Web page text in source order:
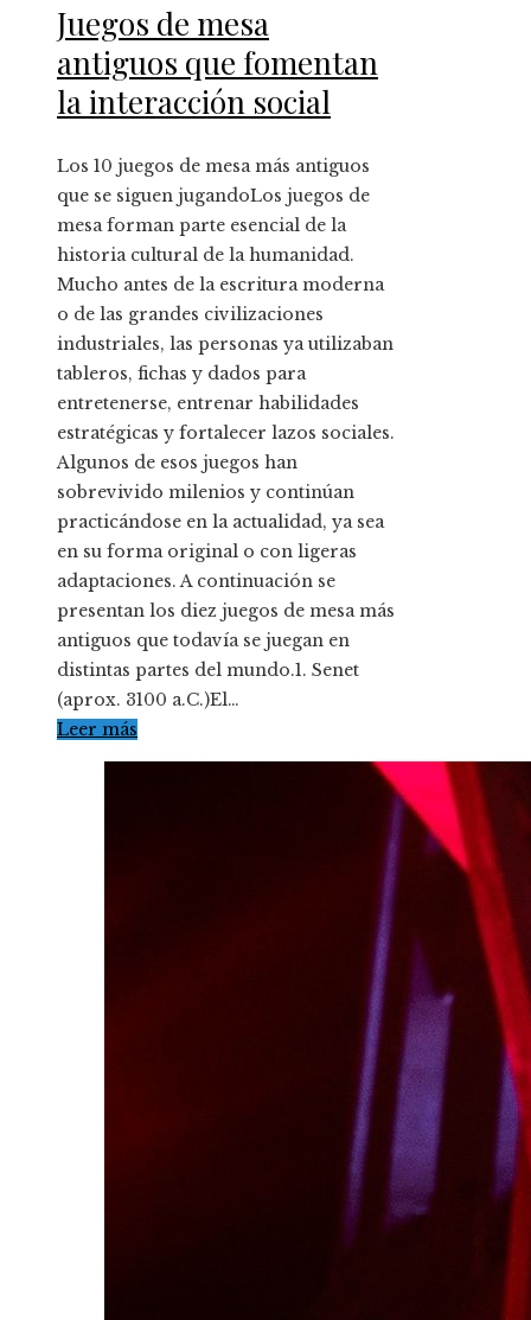
Juegos de mesa
antiguos que fomentan
la interacción social
Los 10 juegos de mesa más antiguos
que se siguen jugandoLos juegos de
mesa forman parte esencial de la
historia cultural de la humanidad.
Mucho antes de la escritura moderna
o de las grandes civilizaciones
industriales, las personas ya utilizaban
tableros, fichas y dados para
entretenerse, entrenar habilidades
estratégicas y fortalecer lazos sociales.
Algunos de esos juegos han
sobrevivido milenios y continúan
practicándose en la actualidad, ya sea
en su forma original o con ligeras
adaptaciones. A continuación se
presentan los diez juegos de mesa más
antiguos que todavía se juegan en
distintas partes del mundo.1. Senet
(aprox. 3100 a.C.)El…
Leer más